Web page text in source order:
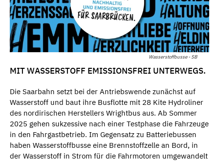
Wasserstoffbusse - SB
MIT WASSERSTOFF EMISSIONSFREI UNTERWEGS.
Die Saarbahn setzt bei der Antriebswende zunächst auf
Wasserstoff und baut ihre Busflotte mit 28 Kite Hydroliner
des nordirischen Herstellers Wrightbus aus. Ab Sommer
2025 gehen sukzessive nach einer Testphase die Fahrzeuge
in den Fahrgastbetrieb. Im Gegensatz zu Batteriebussen
haben Wasserstoffbusse eine Brennstoffzelle an Bord, in
der Wasserstoff in Strom für die Fahrmotoren umgewandelt